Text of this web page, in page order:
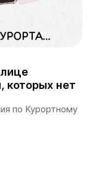
которых нет
по Курортному